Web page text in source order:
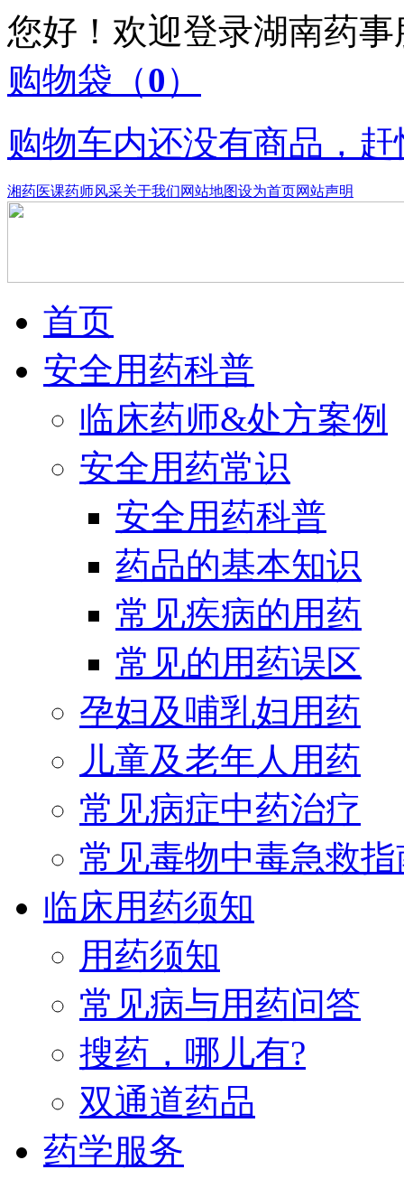
您好！欢迎登录湖南药
购物袋 （0）
购物车内还没有商品，
湘药医课药师风采关于我们网站地图设为首页网站声明
首页
安全用药科普
临床药师&处方案例
安全用药常识
安全用药科普
药品的基本知识
常见疾病的用药
常见的用药误区
孕妇及哺乳妇用药
儿童及老年人用药
常见病症中药治疗
常见毒物中毒急救指
临床用药须知
用药须知
常见病与用药问答
搜药，哪儿有?
双通道药品
药学服务